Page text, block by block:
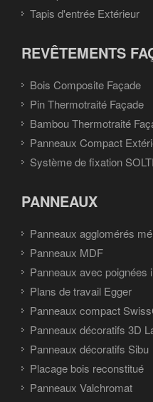
Tapis d'entrée Extérieur
REVÊTEMENTS
Bois Composite Façade
Pin Thermotraité Façade
Bambou Thermotraité
Panneaux Compact
Système de fixation
PANNEAUX
Panneaux agglomérés
Panneaux MDF
Panneaux avec poignées
Plans de travail Egger
Panneaux compact
Panneaux décoratifs 3D
Panneaux décoratifs Sibu
Placage bois reconstitué
Panneaux Valchromat